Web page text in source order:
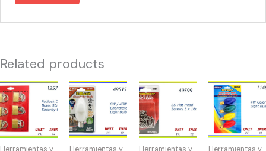
Related products
12525
-
CANDADO
DISPLAY(6)40-
50mm
49515
-
BOMBILLA
40W
quantity
49599
-
HW-
40072
SS
11489
NIGHT
LIGHT
COLORES